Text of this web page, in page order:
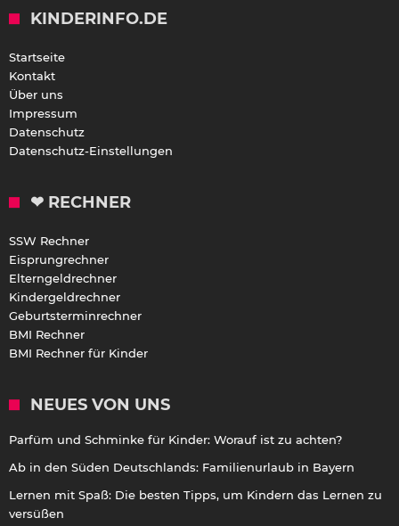
KINDERINFO.DE
Startseite
Kontakt
Über uns
Impressum
Datenschutz
Datenschutz-Einstellungen
❤ RECHNER
SSW Rechner
Eisprungrechner
Elterngeldrechner
Kindergeldrechner
Geburtsterminrechner
BMI Rechner
BMI Rechner für Kinder
NEUES VON UNS
Parfüm und Schminke für Kinder: Worauf ist zu achten?
Ab in den Süden Deutschlands: Familienurlaub in Bayern
Lernen mit Spaß: Die besten Tipps, um Kindern das Lernen zu
versüßen